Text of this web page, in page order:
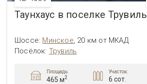
Таунхаус в поселке Трувиль
Шоссе: Минское 20 км от МКАД
Посёлок: Трувиль
Площадь:
465 м2
Участок:
6 сот.